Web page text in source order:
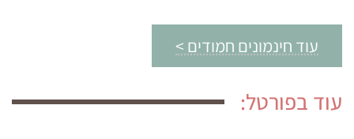
עוד חינמונים חמודים >
עוד בפורטל: